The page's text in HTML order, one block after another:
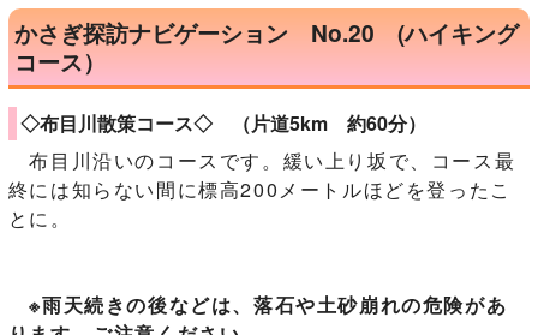
かさぎ探訪ナビゲーション No.20 (ハイキング
コース）
◇布目川散策コース◇ （片道5km 約60分）
布目川沿いのコースです。緩い上り坂で、コース最
終には知らない間に標高200メートルほどを登ったこ
とに。
※雨天続きの後などは、落石や土砂崩れの危険があ